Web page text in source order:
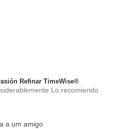
Refinar TimeWise®
recomiendo
a um amigo